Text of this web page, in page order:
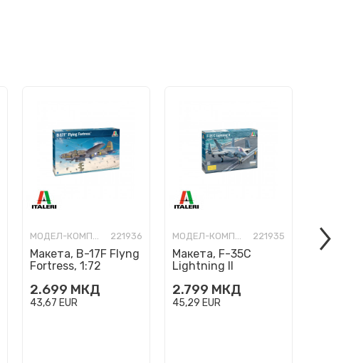
МОДЕЛ-КОМПЛЕТ 221936
Макета, B-17F Flyng
Fortress, 1:72
2.699 МКД
43,67 EUR
МОДЕЛ-КОМПЛЕТ 221935
Макета, F-35C
Lightning II
1:72
2.799 МКД
45,29 EUR